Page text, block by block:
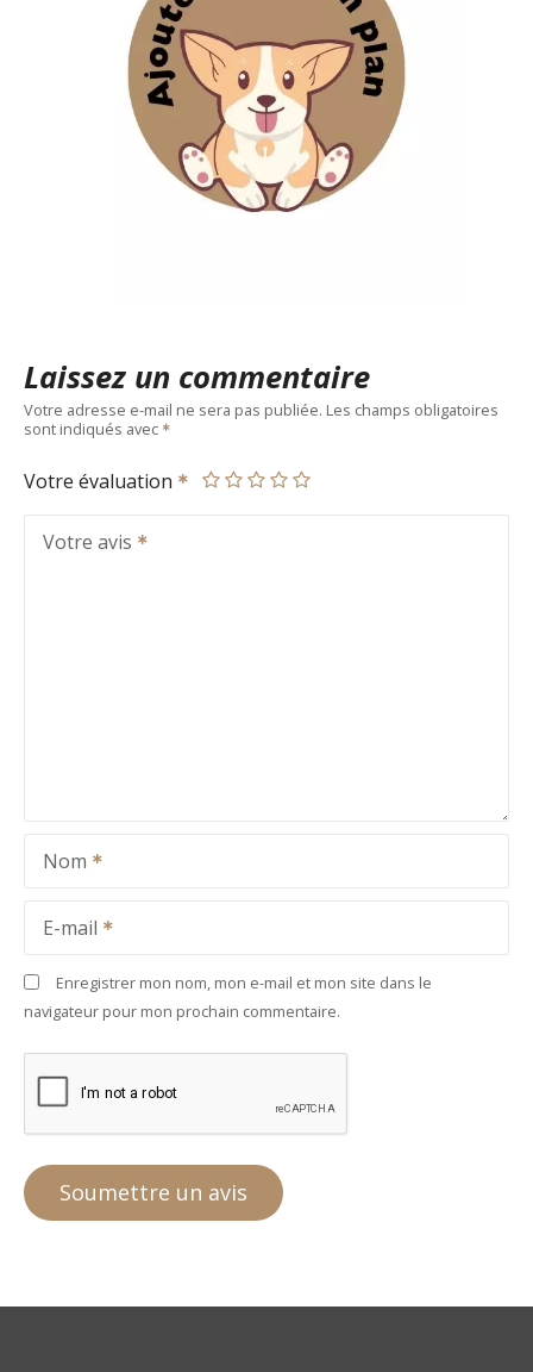
Laissez un commentaire
Votre adresse e-mail ne sera pas publiée. Les champs obligatoires
sont indiqués avec
Votre évaluation
Votre avis
Nom
E-mail
Enregistrer mon nom, mon e-mail et mon site dans le
navigateur pour mon prochain commentaire.